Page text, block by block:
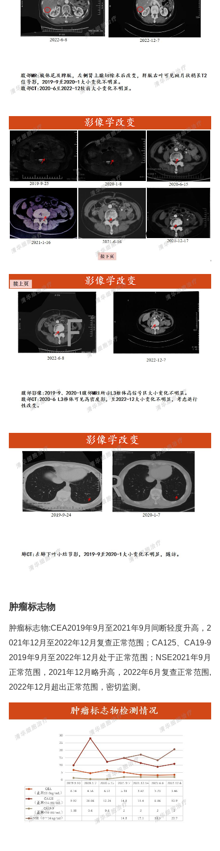
肿瘤标志物
肿瘤标志物:CEA2019年9月至2021年9月间断轻度升高，2
021年12月至2022年12月复查正常范围；CA125、CA19-9
2019年9月至2022年12月处于正常范围；NSE2021年9月
正常范围，2021年12月略升高，2022年6月复查正常范围,
2022年12月超出正常范围，密切监测。